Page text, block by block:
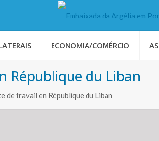
ECONOMIA/COMÉRCIO
République du Liban
de travail en République du Liban